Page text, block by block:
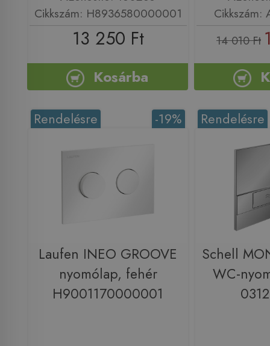
Cikkszám: H8936580000001
13 250 Ft
Kosárba
14 010 Ft
-19%
Rendelésre
Laufen INEO GROOVE
nyomólap, fehér
H9001170000001
Rendelésre
Schell
WC-